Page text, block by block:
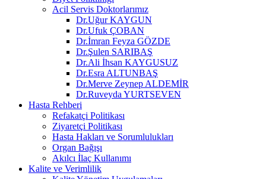
Acil Servis Doktorlarımız
Dr.Uğur KAYGUN
Dr.Ufuk ÇOBAN
Dr.İmran Feyza GÖZDE
Dr.Şulen SARIBAŞ
Dr.Ali İhsan KAYGUSUZ
Dr.Esra ALTUNBAŞ
Dr.Merve Zeynep ALDEMİR
Dr.Ruveyda YURTSEVEN
Hasta Rehberi
Refakatçi Politikası
Ziyaretçi Politikası
Hasta Hakları ve Sorumlulukları
Organ Bağışı
Akılcı İlaç Kullanımı
Kalite ve Verimlilik